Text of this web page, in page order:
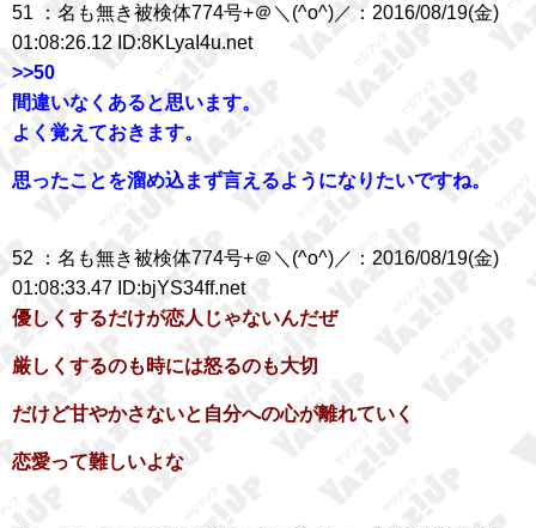
51 ：名も無き被検体774号+＠＼(^o^)／：2016/08/19(金)
01:08:26.12 ID:8KLyaI4u.net
>>50
間違いなくあると思います。
よく覚えておきます。
思ったことを溜め込まず言えるようになりたいですね。
52 ：名も無き被検体774号+＠＼(^o^)／：2016/08/19(金)
01:08:33.47 ID:bjYS34ff.net
優しくするだけが恋人じゃないんだぜ
厳しくするのも時には怒るのも大切
だけど甘やかさないと自分への心が離れていく
恋愛って難しいよな